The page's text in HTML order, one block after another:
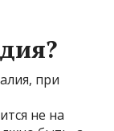
при
не на